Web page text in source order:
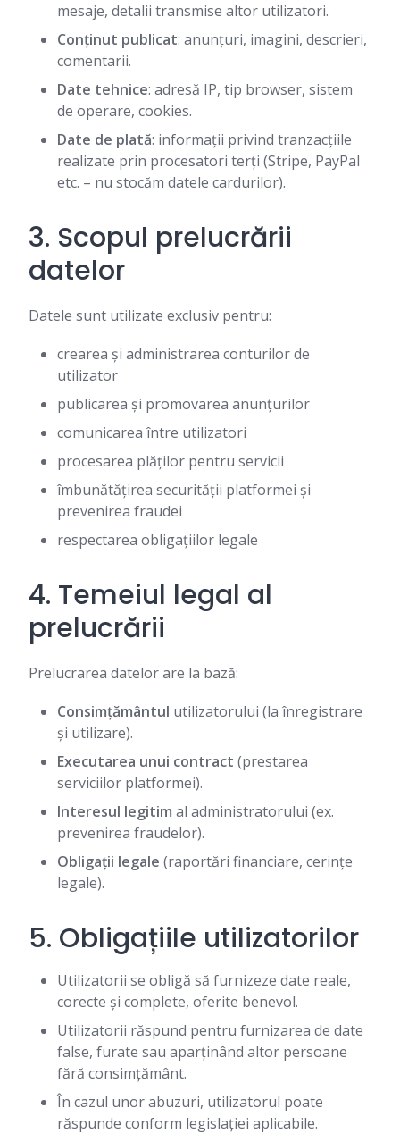
mesaje, detalii transmise altor utilizatori.
Conținut publicat: anunțuri, imagini, descrieri,
comentarii.
Date tehnice: adresă IP, tip browser, sistem
de operare, cookies.
Date de plată: informații privind tranzacțiile
realizate prin procesatori terți (Stripe, PayPal
etc. – nu stocăm datele cardurilor).
3. Scopul prelucrării
datelor
Datele sunt utilizate exclusiv pentru:
crearea și administrarea conturilor de
utilizator
publicarea și promovarea anunțurilor
comunicarea între utilizatori
procesarea plăților pentru servicii
îmbunătățirea securității platformei și
prevenirea fraudei
respectarea obligațiilor legale
4. Temeiul legal al
prelucrării
Prelucrarea datelor are la bază:
Consimțământul utilizatorului (la înregistrare
și utilizare).
Executarea unui contract (prestarea
serviciilor platformei).
Interesul legitim al administratorului (ex.
prevenirea fraudelor).
Obligații legale (raportări financiare, cerințe
legale).
5. Obligațiile utilizatorilor
Utilizatorii se obligă să furnizeze date reale,
corecte și complete, oferite benevol.
Utilizatorii răspund pentru furnizarea de date
false, furate sau aparținând altor persoane
fără consimțământ.
În cazul unor abuzuri, utilizatorul poate
răspunde conform legislației aplicabile.